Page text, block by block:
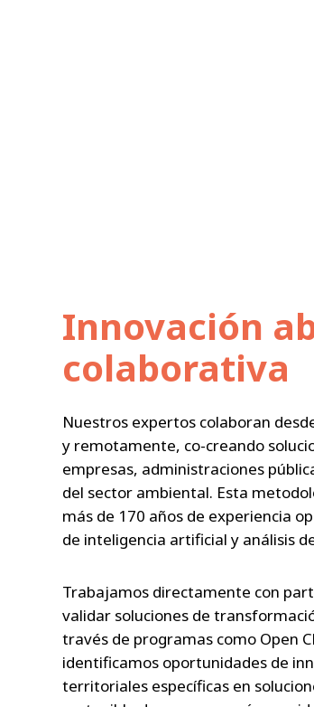
Innovación
colaborativa
Nuestros expertos colaboran
y remotamente, co-creando
empresas, administraciones
del sector ambiental. Esta
más de 170 años de experiencia
de inteligencia artificial y análisis
Trabajamos directamente con
validar soluciones de
través de programas como Open
identificamos oportunidades de
territoriales específicas en